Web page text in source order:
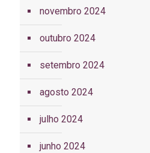
novembro 2024
outubro 2024
setembro 2024
agosto 2024
julho 2024
junho 2024